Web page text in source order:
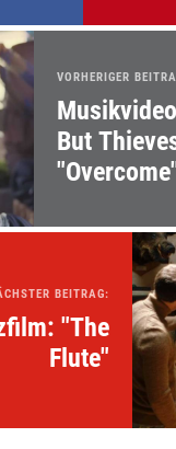
VORHERIGER
But
BEITRAG:
"The
Flute"